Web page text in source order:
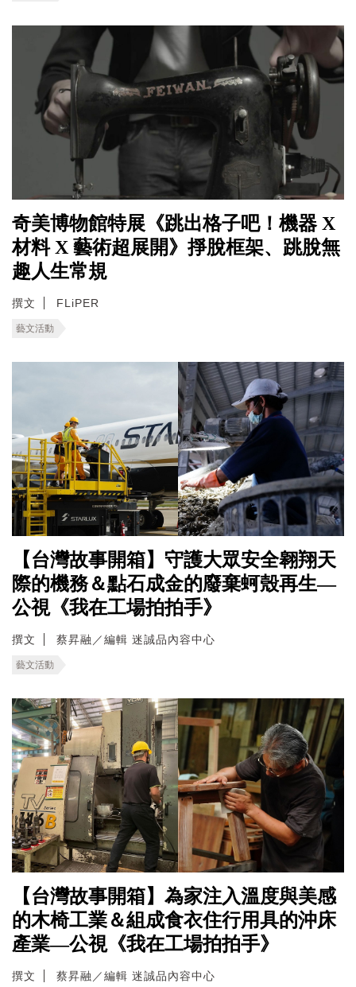
奇美博物館特展《跳出格子吧！機器 X
材料 X 藝術超展開》掙脫框架、跳脫無
趣人生常規
撰文 FLiPER
藝文活動
【台灣故事開箱】守護大眾安全翱翔天
際的機務＆點石成金的廢棄蚵殼再生—
公視《我在工場拍拍手》
撰文 蔡昇融／編輯 迷誠品內容中心
藝文活動
【台灣故事開箱】為家注入溫度與美感
的木椅工業＆組成食衣住行用具的沖床
產業—公視《我在工場拍拍手》
撰文 蔡昇融／編輯 迷誠品內容中心